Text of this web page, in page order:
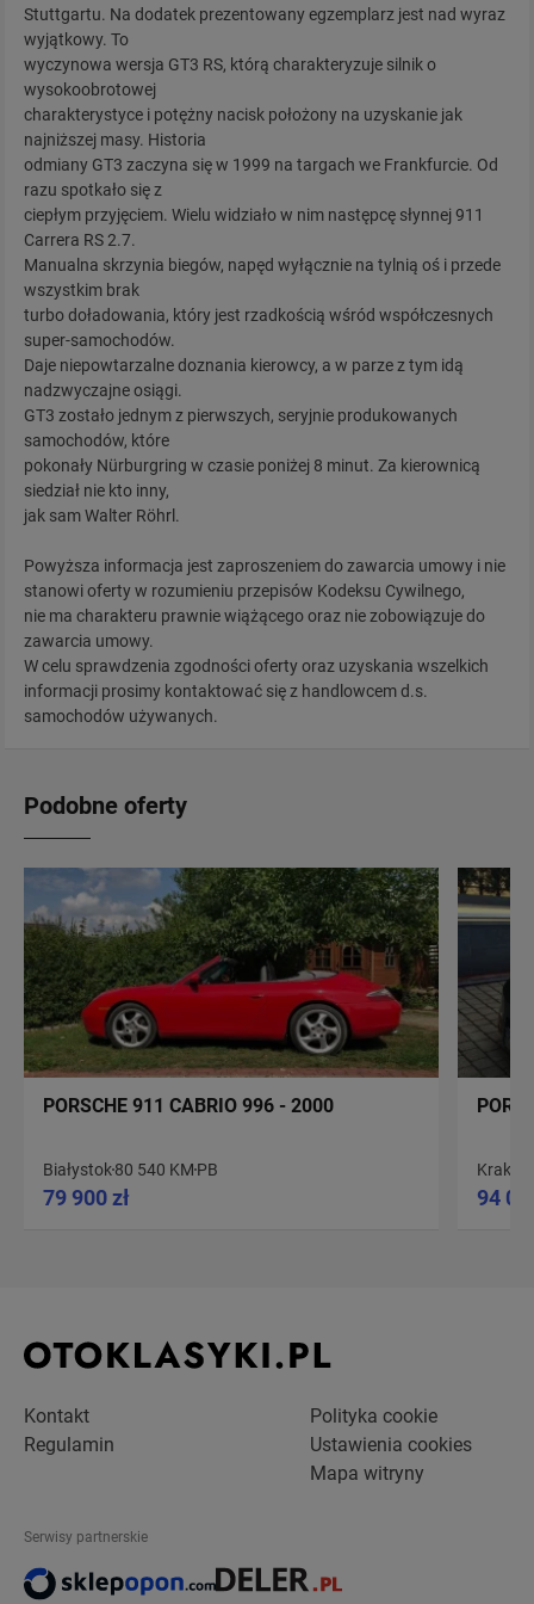
Stuttgartu. Na dodatek prezentowany egzemplarz jest nad wyraz
wyjątkowy. To
wyczynowa wersja GT3 RS, którą charakteryzuje silnik o
wysokoobrotowej
charakterystyce i potężny nacisk położony na uzyskanie jak
najniższej masy. Historia
odmiany GT3 zaczyna się w 1999 na targach we Frankfurcie. Od
razu spotkało się z
ciepłym przyjęciem. Wielu widziało w nim następcę słynnej 911
Carrera RS 2.7.
Manualna skrzynia biegów, napęd wyłącznie na tylnią oś i przede
wszystkim brak
turbo doładowania, który jest rzadkością wśród współczesnych
super-samochodów.
Daje niepowtarzalne doznania kierowcy, a w parze z tym idą
nadzwyczajne osiągi.
GT3 zostało jednym z pierwszych, seryjnie produkowanych
samochodów, które
pokonały Nürburgring w czasie poniżej 8 minut. Za kierownicą
siedział nie kto inny,
jak sam Walter Röhrl.
Powyższa informacja jest zaproszeniem do zawarcia umowy i nie
stanowi oferty w rozumieniu przepisów Kodeksu Cywilnego,
nie ma charakteru prawnie wiążącego oraz nie zobowiązuje do
zawarcia umowy.
W celu sprawdzenia zgodności oferty oraz uzyskania wszelkich
informacji prosimy kontaktować się z handlowcem d.s.
samochodów używanych.
Podobne oferty
PORSCHE 911 CABRIO 996 - 2000
Białystok80 540 KM PB
79 900 zł
Kraków
94
Kontakt
Regulamin
Polityka cookie
Ustawienia cookies
Mapa witryny
Serwisy partnerskie